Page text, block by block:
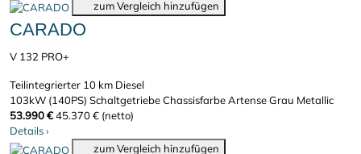
zum Vergleich hinzufügen
CARADO
V 132 PRO+
Teilintegrierter 10 km Diesel
103kW (140PS) SchaltgetriebeChassisfarbe Artense Grau Metallic
53.990 €45.370 € (netto)
Details›
zum Vergleich hinzufügen